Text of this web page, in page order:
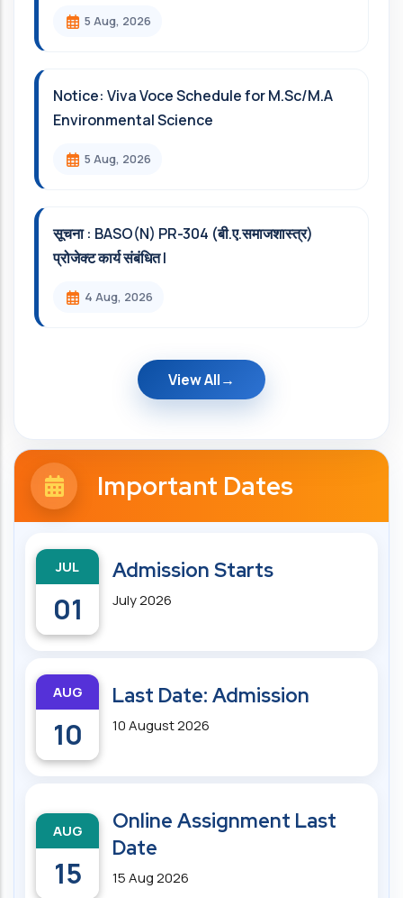
5 Aug, 2026
Notice: Viva Voce Schedule for M.Sc/M.A
Environmental Science
5 Aug, 2026
सूचना : BASO(N) PR-304 (बी.ए.समाजशास्त्र)
प्रोजेक्ट कार्य संबंधित l
4 Aug, 2026
View All
Important Dates
JUL
01
Admission Starts
July 2026
AUG
10
Last Date: Admission
10 August 2026
AUG
15
Online Assignment Last
Date
15 Aug 2026